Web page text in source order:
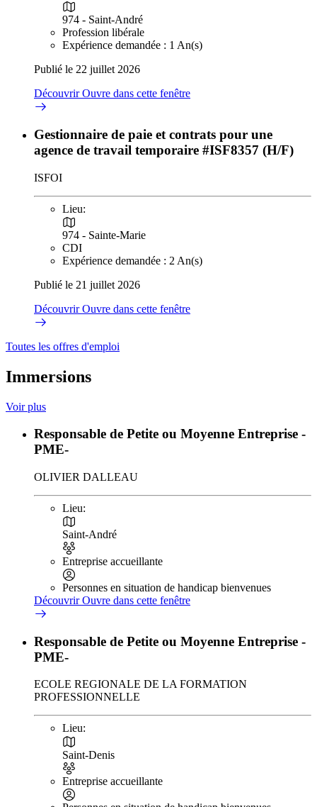
974 - Saint-André
Profession libérale
Expérience demandée : 1 An(s)
Publié le 22 juillet 2026
DécouvrirOuvre dans cette fenêtre
Gestionnaire de paie et contrats pour une
agence de travail temporaire #ISF8357 (H/F)
ISFOI
Lieu:
974 - Sainte-Marie
CDI
Expérience demandée : 2 An(s)
Publié le 21 juillet 2026
DécouvrirOuvre dans cette fenêtre
Toutes les offres d'emploi
Immersions
Voir plus
Responsable de Petite ou Moyenne Entreprise -
PME-
OLIVIER DALLEAU
Lieu:
Saint-André
Entreprise accueillante
Personnes en situation de handicap bienvenues
DécouvrirOuvre dans cette fenêtre
Responsable de Petite ou Moyenne Entreprise -
PME-
ECOLE REGIONALE DE LA FORMATION
PROFESSIONNELLE
Lieu:
Saint-Denis
Entreprise accueillante